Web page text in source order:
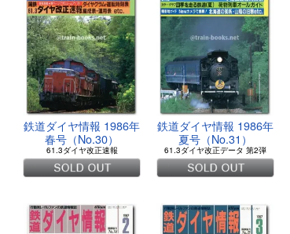
鉄道ダイヤ情報 1986年
春号（No.30）
61.3ダイヤ改正速報
鉄道ダイヤ情報 1986年
夏号（No.31）
61.3ダイヤ改正データ 第2弾